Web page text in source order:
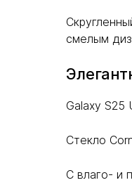
смелым
Galaxy S25
Стекло
С влаго- и